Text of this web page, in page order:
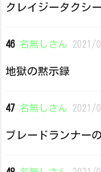
クレイジータクシー
46 名無しさん 2021/
地獄の黙示録
47 名無しさん 2021/
ブレードランナー